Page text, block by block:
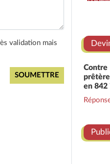
validation mais
en 842